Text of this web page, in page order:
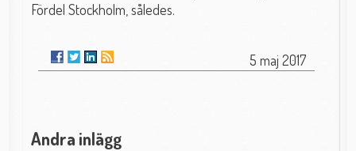
Fördel Stockholm, således.
5 maj 2017
Andra inlägg